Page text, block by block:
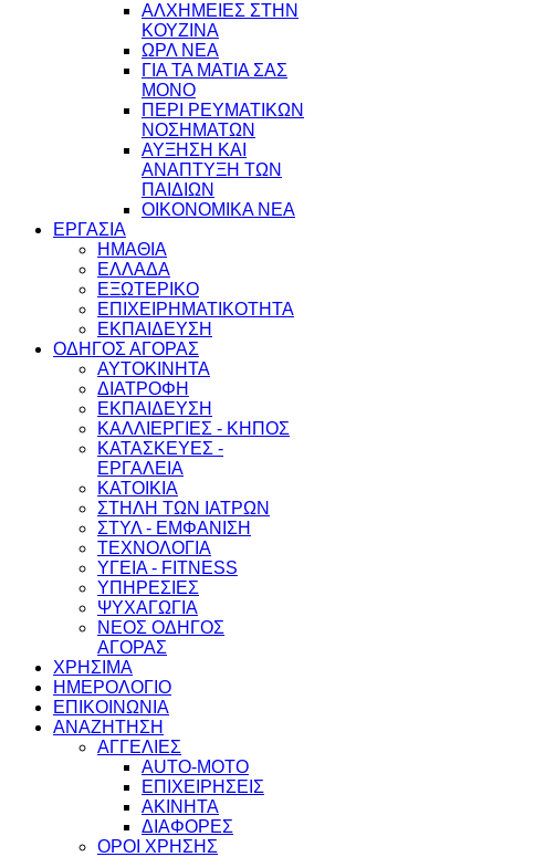
ΑΛΧΗΜΕΙΕΣ ΣΤΗΝ
ΚΟΥΖΙΝΑ
ΩΡΛ ΝEA
ΓΙΑ ΤΑ ΜΑΤΙΑ ΣΑΣ
ΜΟΝΟ
ΠΕΡΙ ΡΕΥΜΑΤΙΚΩΝ
ΝΟΣΗΜΑΤΩΝ
ΑΥΞΗΣΗ ΚΑΙ
ΑΝΑΠΤΥΞΗ ΤΩΝ
ΠΑΙΔΙΩΝ
ΟΙΚΟΝΟΜΙΚΑ ΝΕΑ
ΕΡΓΑΣΙΑ
ΗΜΑΘΙΑ
ΕΛΛΑΔΑ
ΕΞΩΤΕΡΙΚΟ
ΕΠΙΧΕΙΡΗΜΑΤΙΚΟΤΗΤΑ
ΕΚΠΑΙΔΕΥΣΗ
ΟΔΗΓΟΣ ΑΓΟΡΑΣ
ΑΥΤΟΚΙΝΗΤΑ
ΔΙΑΤΡΟΦΗ
ΕΚΠΑΙΔΕΥΣΗ
ΚΑΛΛΙΕΡΓΙΕΣ - ΚΗΠΟΣ
ΚΑΤΑΣΚΕΥΕΣ -
ΕΡΓΑΛΕΙΑ
ΚΑΤΟΙΚΙΑ
ΣΤΗΛΗ ΤΩΝ ΙΑΤΡΩΝ
ΣΤΥΛ - ΕΜΦΑΝΙΣΗ
ΤΕΧΝΟΛΟΓΙΑ
ΥΓΕΙΑ - FITNESS
ΥΠΗΡΕΣΙΕΣ
ΨΥΧΑΓΩΓΙΑ
ΝΕΟΣ ΟΔΗΓΟΣ
ΑΓΟΡΑΣ
ΧΡΗΣΙΜΑ
ΗΜΕΡΟΛΟΓΙΟ
ΕΠΙΚΟΙΝΩΝΙΑ
ΑΝΑΖΗΤΗΣΗ
ΑΓΓΕΛΙΕΣ
AUTO-MOTO
ΕΠΙΧΕΙΡΗΣΕΙΣ
ΑΚΙΝΗΤΑ
ΔΙΑΦΟΡΕΣ
ΟΡΟΙ ΧΡΗΣΗΣ